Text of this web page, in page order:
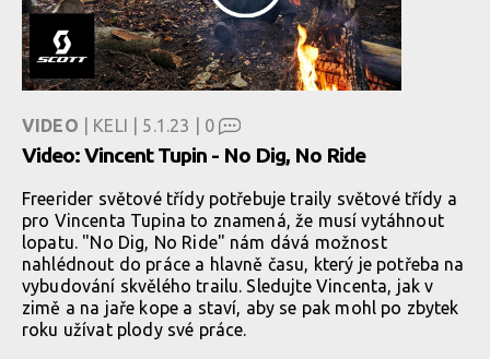
VIDEO | KELI | 5.1.23 | 0
Video: Vincent Tupin - No Dig, No Ride
Freerider světové třídy potřebuje traily světové třídy a
pro Vincenta Tupina to znamená, že musí vytáhnout
lopatu. "No Dig, No Ride" nám dává možnost
nahlédnout do práce a hlavně času, který je potřeba na
vybudování skvělého trailu. Sledujte Vincenta, jak v
zimě a na jaře kope a staví, aby se pak mohl po zbytek
roku užívat plody své práce.